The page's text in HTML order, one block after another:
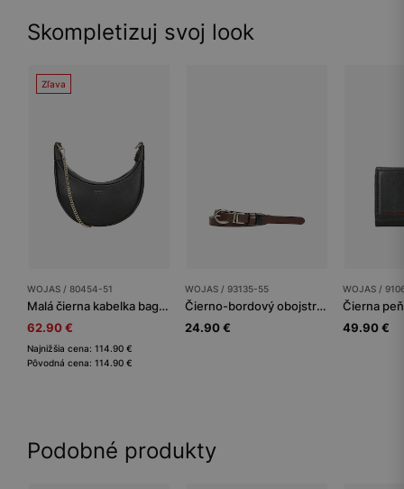
Skompletizuj svoj look
Zľava
WOJAS / 80454-51
Malá čierna kabelka bageta so zlatou retiazkou
62.90 €
Najnižšia cena: 114.90 €
Pôvodná cena: 114.90 €
WOJAS / 93135-55
Čierno-bordový obojstranný dámsky opasok
24.90 €
WOJAS /
49.90 €
Podobné produkty